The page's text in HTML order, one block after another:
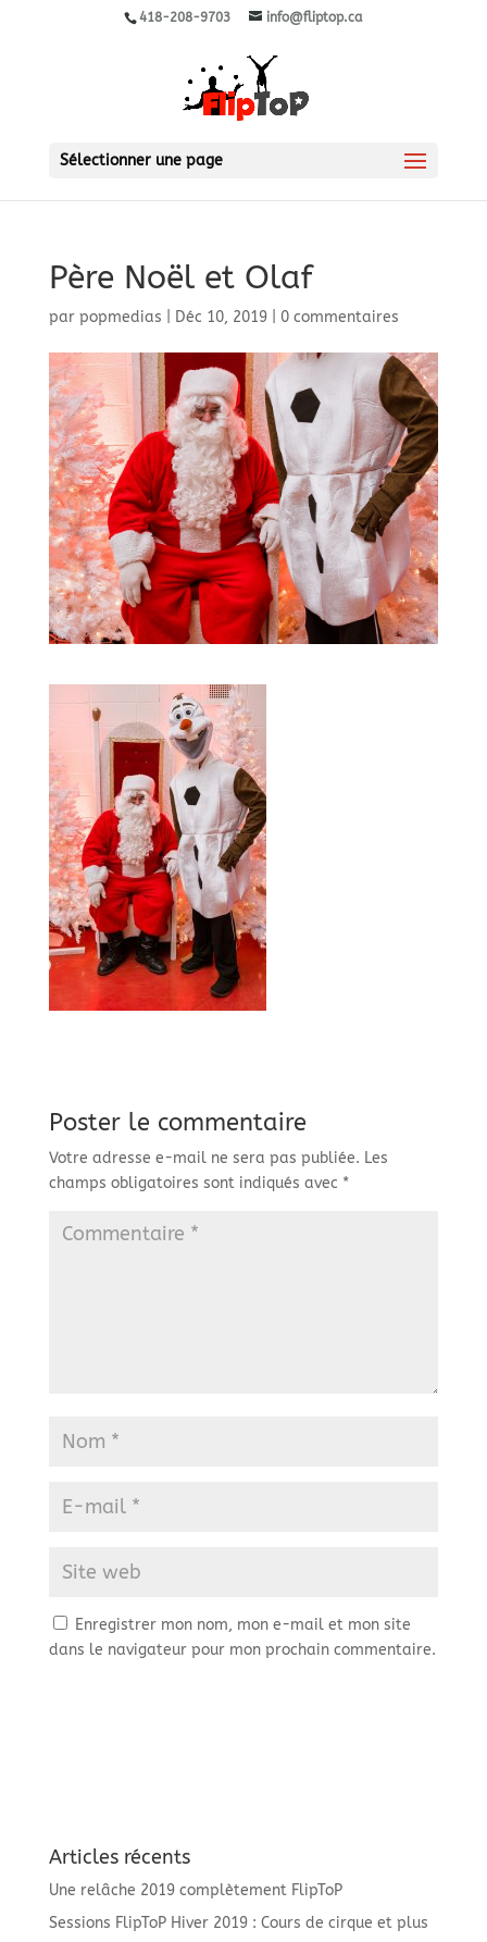
418-208-9703 info@fliptop.ca
Sélectionner une page
Père Noël et Olaf
par popmedias Déc 10, 2019| 0 commentaires
Poster le commentaire
Votre adresse e-mail ne sera pas publiée. Les
champs obligatoires sont indiqués avec *
Enregistrer mon nom, mon e-mail et mon site
dans le navigateur pour mon prochain commentaire.
Articles récents
Une relâche 2019 complètement FlipToP
Sessions FlipToP Hiver 2019 : Cours de cirque et plus